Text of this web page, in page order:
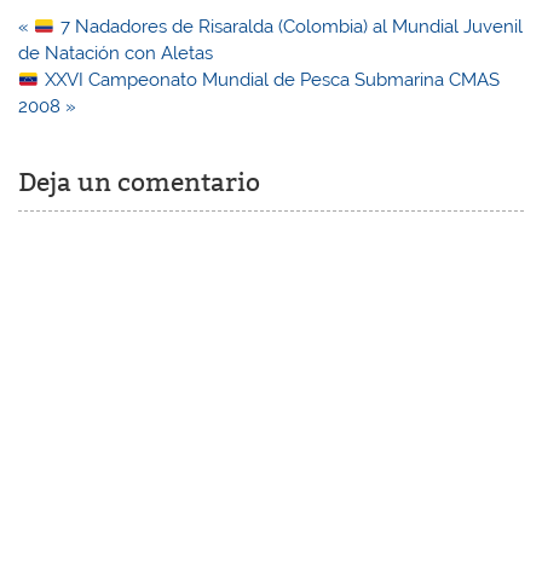
Navegación
de
entradas
«
7 Nadadores de Risaralda (Colombia) al Mundial Juvenil
de Natación con Aletas
XXVI Campeonato Mundial de Pesca Submarina CMAS
2008 »
Deja un comentario